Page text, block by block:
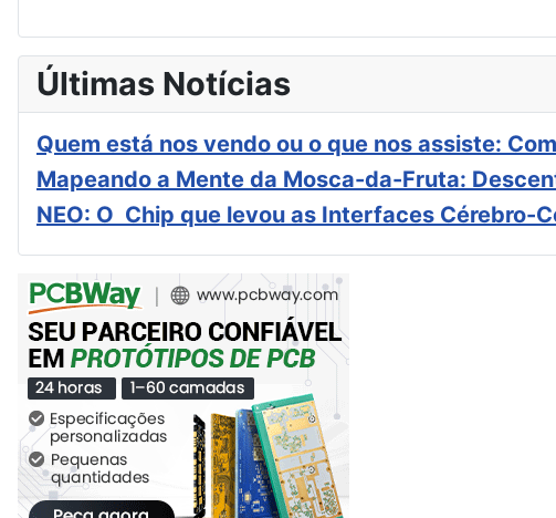
Últimas Notícias
Quem está nos vendo ou o que nos assiste:
Mapeando a Mente da Mosca-da-Fruta:
NEO: O Chip que levou as Interfaces Cérebro-